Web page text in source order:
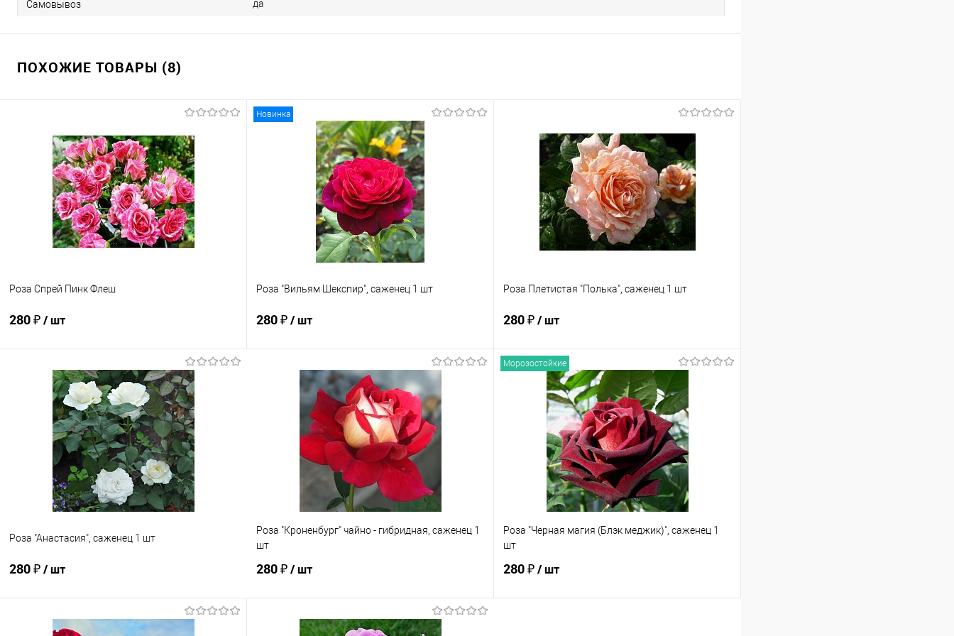
Самовывоз да
ПОХОЖИЕ ТОВАРЫ (8)
Роза Спрей Пинк Флеш
280 ₽/ шт
В корзину
Купить в 1 клик
Сравнение
В избранное
Под заказ
Новинка
Роза "Вильям Шекспир", саженец 1 шт
280 ₽/ шт
Подписаться
Купить в 1 клик
Сравнение
В избранное
Недоступно
Роза Плетистая "Полька", саженец 1 шт
280 ₽/ шт
В корзину
Купить в 1 клик
Сравнение
В избранное
Под заказ
Роза "Анастасия", саженец 1 шт
280 ₽/ шт
Подписаться
Роза "Кроненбург" чайно - гибридная, саженец 1
шт
280 ₽/ шт
В корзину
Морозостойкие
Роза "Черная магия (Блэк меджик)", саженец 1
шт
280 ₽/ шт